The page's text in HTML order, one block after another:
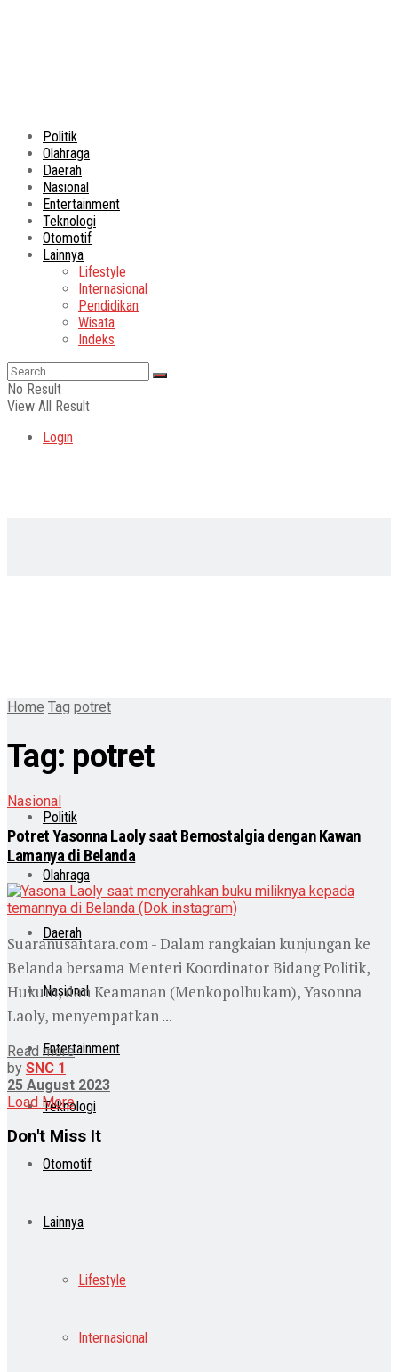
Politik
Olahraga
Daerah
Nasional
Entertainment
Teknologi
Otomotif
Lainnya
Lifestyle
Internasional
Pendidikan
Wisata
Indeks
No Result
View All Result
Login
Politik
Olahraga
Daerah
Nasional
Entertainment
Teknologi
Otomotif
Lainnya
Lifestyle
Internasional
Home Tag potret
Tag: potret
Nasional
Potret Yasonna Laoly saat Bernostalgia dengan Kawan
Lamanya di Belanda
Suaranusantara.com - Dalam rangkaian kunjungan ke
Belanda bersama Menteri Koordinator Bidang Politik,
Hukum, dan Keamanan (Menkopolhukam), Yasonna
Laoly, menyempatkan ...
Read more
by SNC 1
25 August 2023
Load More
Don't Miss It